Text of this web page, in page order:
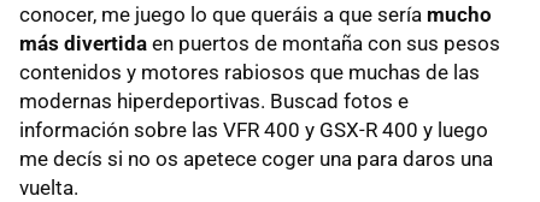
conocer, me juego lo que queráis a que sería mucho
más divertida en puertos de montaña con sus pesos
contenidos y motores rabiosos que muchas de las
modernas hiperdeportivas. Buscad fotos e
información sobre las VFR 400 y GSX-R 400 y luego
me decís si no os apetece coger una para daros una
vuelta.